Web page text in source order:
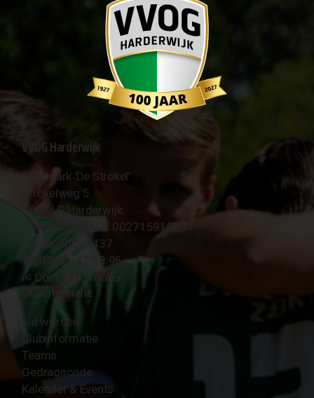
VVOG Harderwijk
Sportpark 'De Strokel'
Strokelweg 5
3847 LR Harderwijk
BTW Nummer NL 002715910B01
KvK Nr 40094437
☎︎ 0341 - 41 28 96
✉︎ Contactformulier
Clubinformatie
Lid worden
Clubinformatie
Teams
Gedragscode
Kalender & Events